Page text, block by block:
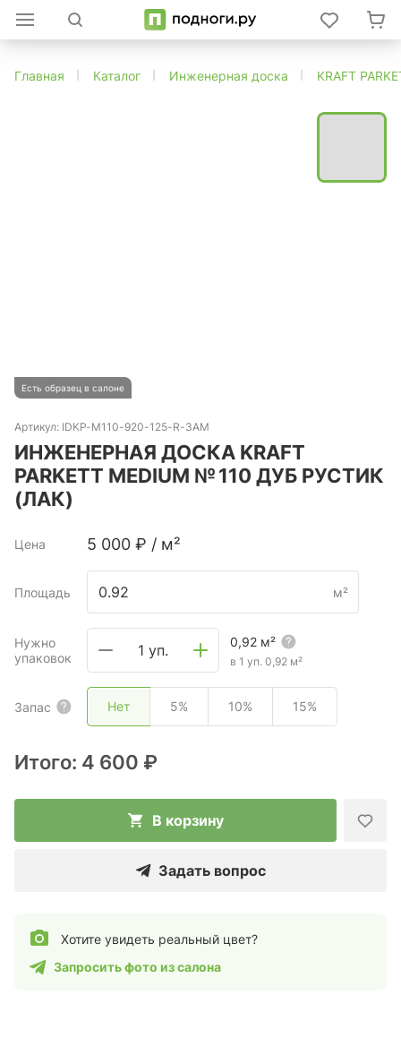
Главная Каталог Инженерная доска KRAFT
Есть образец в салоне
Артикул: IDKP-M110-920-125-R-ЗАМ
ИНЖЕНЕРНАЯ ДОСКА KRAFT
PARKETT MEDIUM № 110 ДУБ РУСТИК
(ЛАК)
Цена 5 000 ₽ / м²
Площадь м²
Нужно
упаковок
1 уп. 0,92 м²
в 1 уп. 0,92 м²
Запас Нет 5% 10% 15%
Итого: 4 600 ₽
В корзину
Задать вопрос
Хотите увидеть реальный цвет?
Запросить фото из салона